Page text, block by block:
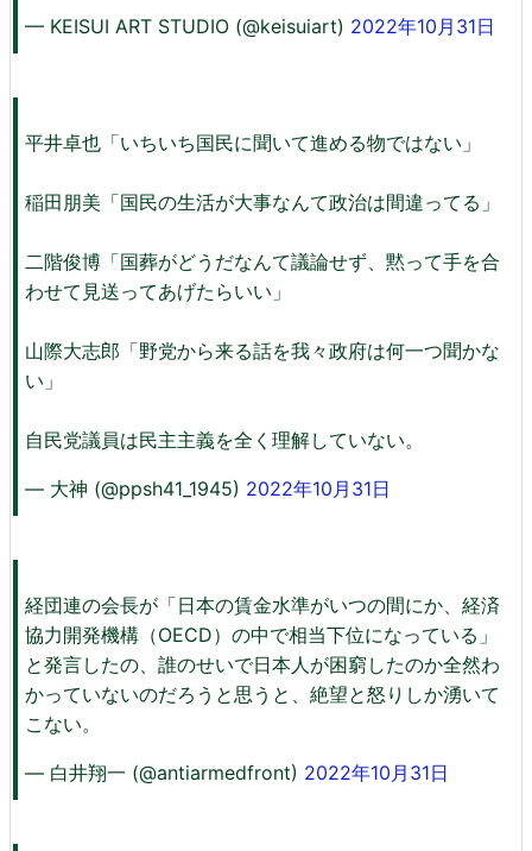
— KEISUI ART STUDIO (@keisuiart) 2022年10月31日
平井卓也「いちいち国民に聞いて進める物ではない」
稲田朋美「国民の生活が大事なんて政治は間違ってる」
二階俊博「国葬がどうだなんて議論せず、黙って手を合
わせて見送ってあげたらいい」
山際大志郎「野党から来る話を我々政府は何一つ聞かな
い」
自民党議員は民主主義を全く理解していない。
— 大神 (@ppsh41_1945) 2022年10月31日
経団連の会長が「日本の賃金水準がいつの間にか、経済
協力開発機構（OECD）の中で相当下位になっている」
と発言したの、誰のせいで日本人が困窮したのか全然わ
かっていないのだろうと思うと、絶望と怒りしか湧いて
こない。
— 白井翔一 (@antiarmedfront) 2022年10月31日